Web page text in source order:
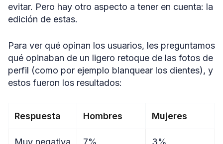
evitar. Pero hay otro aspecto a tener en cuenta: la
edición de estas.
Para ver qué opinan los usuarios, les preguntamos
qué opinaban de un ligero retoque de las fotos de
perfil (como por ejemplo blanquear los dientes), y
estos fueron los resultados:
Respuesta Hombres Mujeres
Muy negativa 7% 3%